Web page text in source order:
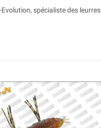
spécialiste des